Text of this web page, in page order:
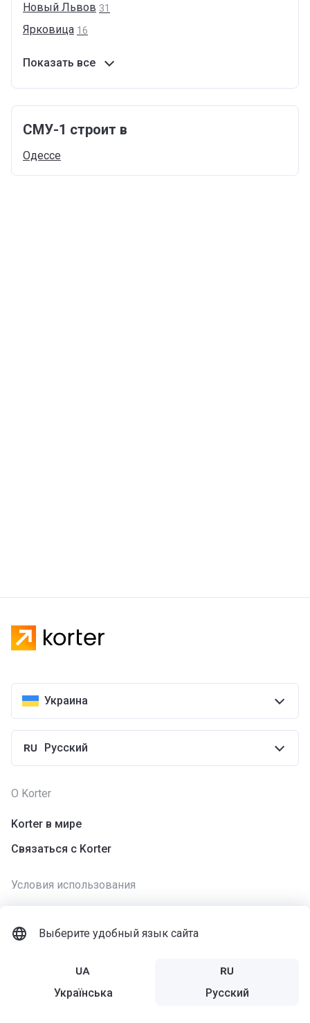
Выберите удобный язык сайта
Українська Русский
Новый Львов 31
Ярковица 16
Показать все
СМУ-1 строит в
Одессе
Украина
Русский
О Korter
Korter в мире
Связаться с Korter
Условия использования
Политика конфиденциальности
Условия использования приложения
Политика использования Сайта